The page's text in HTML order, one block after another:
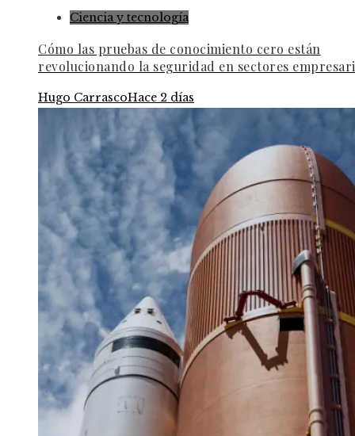
Ciencia y tecnología
Cómo las pruebas de conocimiento cero están
revolucionando la seguridad en sectores
Hugo CarrascoHace 2 días